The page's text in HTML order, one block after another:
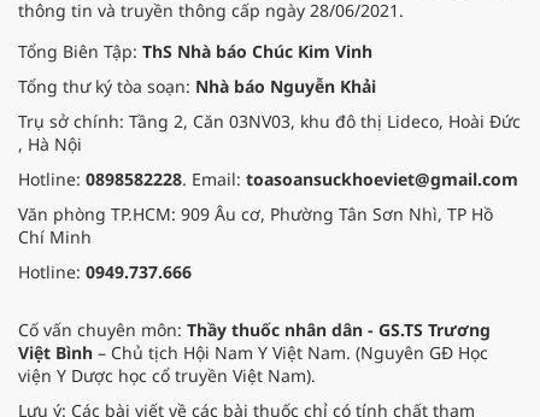
thông tin và truyền thông cấp ngày 28/06/2021.
Tổng Biên Tập: ThS Nhà báo Chúc Kim Vinh
Tổng thư ký tòa soạn: Nhà báo Nguyễn Khải
Trụ sở chính: Tầng 2, Căn 03NV03, khu đô thị Lideco, Hoài Đức
, Hà Nội
Hotline: 0898582228. Email: toasoansuckhoeviet@gmail.com
Văn phòng TP.HCM: 909 Âu cơ, Phường Tân Sơn Nhì, TP Hồ
Chí Minh
Hotline: 0949.737.666
Cố vấn chuyên môn: Thầy thuốc nhân dân - GS.TS Trương
Việt Bình – Chủ tịch Hội Nam Y Việt Nam. (Nguyên GĐ Học
viện Y Dược học cổ truyền Việt Nam).
Lưu ý: Các bài viết về các bài thuốc chỉ có tính chất tham